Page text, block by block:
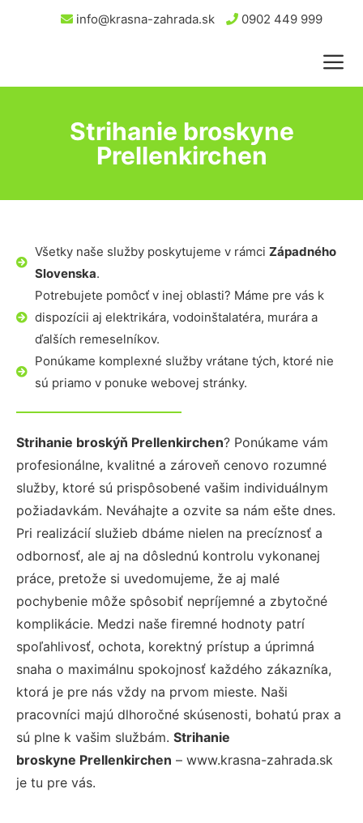
info@krasna-zahrada.sk 0902 449 999
Strihanie broskyne
Prellenkirchen
Všetky naše služby poskytujeme v rámci Západného
Slovenska.
Potrebujete pomôcť v inej oblasti? Máme pre vás k
dispozícii aj elektrikára, vodoinštalatéra, murára a
ďalších remeselníkov.
Ponúkame komplexné služby vrátane tých, ktoré nie
sú priamo v ponuke webovej stránky.
Strihanie broskýň Prellenkirchen? Ponúkame vám
profesionálne, kvalitné a zároveň cenovo rozumné
služby, ktoré sú prispôsobené vašim individuálnym
požiadavkám. Neváhajte a ozvite sa nám ešte dnes.
Pri realizácií služieb dbáme nielen na precíznosť a
odbornosť, ale aj na dôslednú kontrolu vykonanej
práce, pretože si uvedomujeme, že aj malé
pochybenie môže spôsobiť nepríjemné a zbytočné
komplikácie. Medzi naše firemné hodnoty patrí
spoľahlivosť, ochota, korektný prístup a úprimná
snaha o maximálnu spokojnosť každého zákazníka,
ktorá je pre nás vždy na prvom mieste. Naši
pracovníci majú dlhoročné skúsenosti, bohatú prax a
sú plne k vašim službám. Strihanie
broskyne Prellenkirchen – www.krasna-zahrada.sk
je tu pre vás.